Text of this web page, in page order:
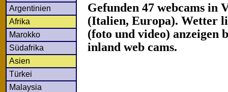
Argentinien
Afrika
Marokko
Südafrika
Asien
Türkei
Malaysia
Gefunden 47 webcams in
(Italien, Europa). Wetter
(foto und video) anzeigen
inland web cams.